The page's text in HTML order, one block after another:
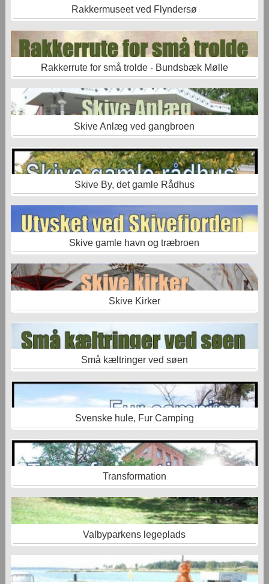
Rakkermuseet ved Flyndersø
Rakkerrute for små trolde - Bundsbæk Mølle
Skive Anlæg ved gangbroen
Skive By, det gamle Rådhus
Skive gamle havn og træbroen
Skive Kirker
Små kæltringer ved søen
Svenske hule, Fur Camping
Transformation
Valbyparkens legeplads